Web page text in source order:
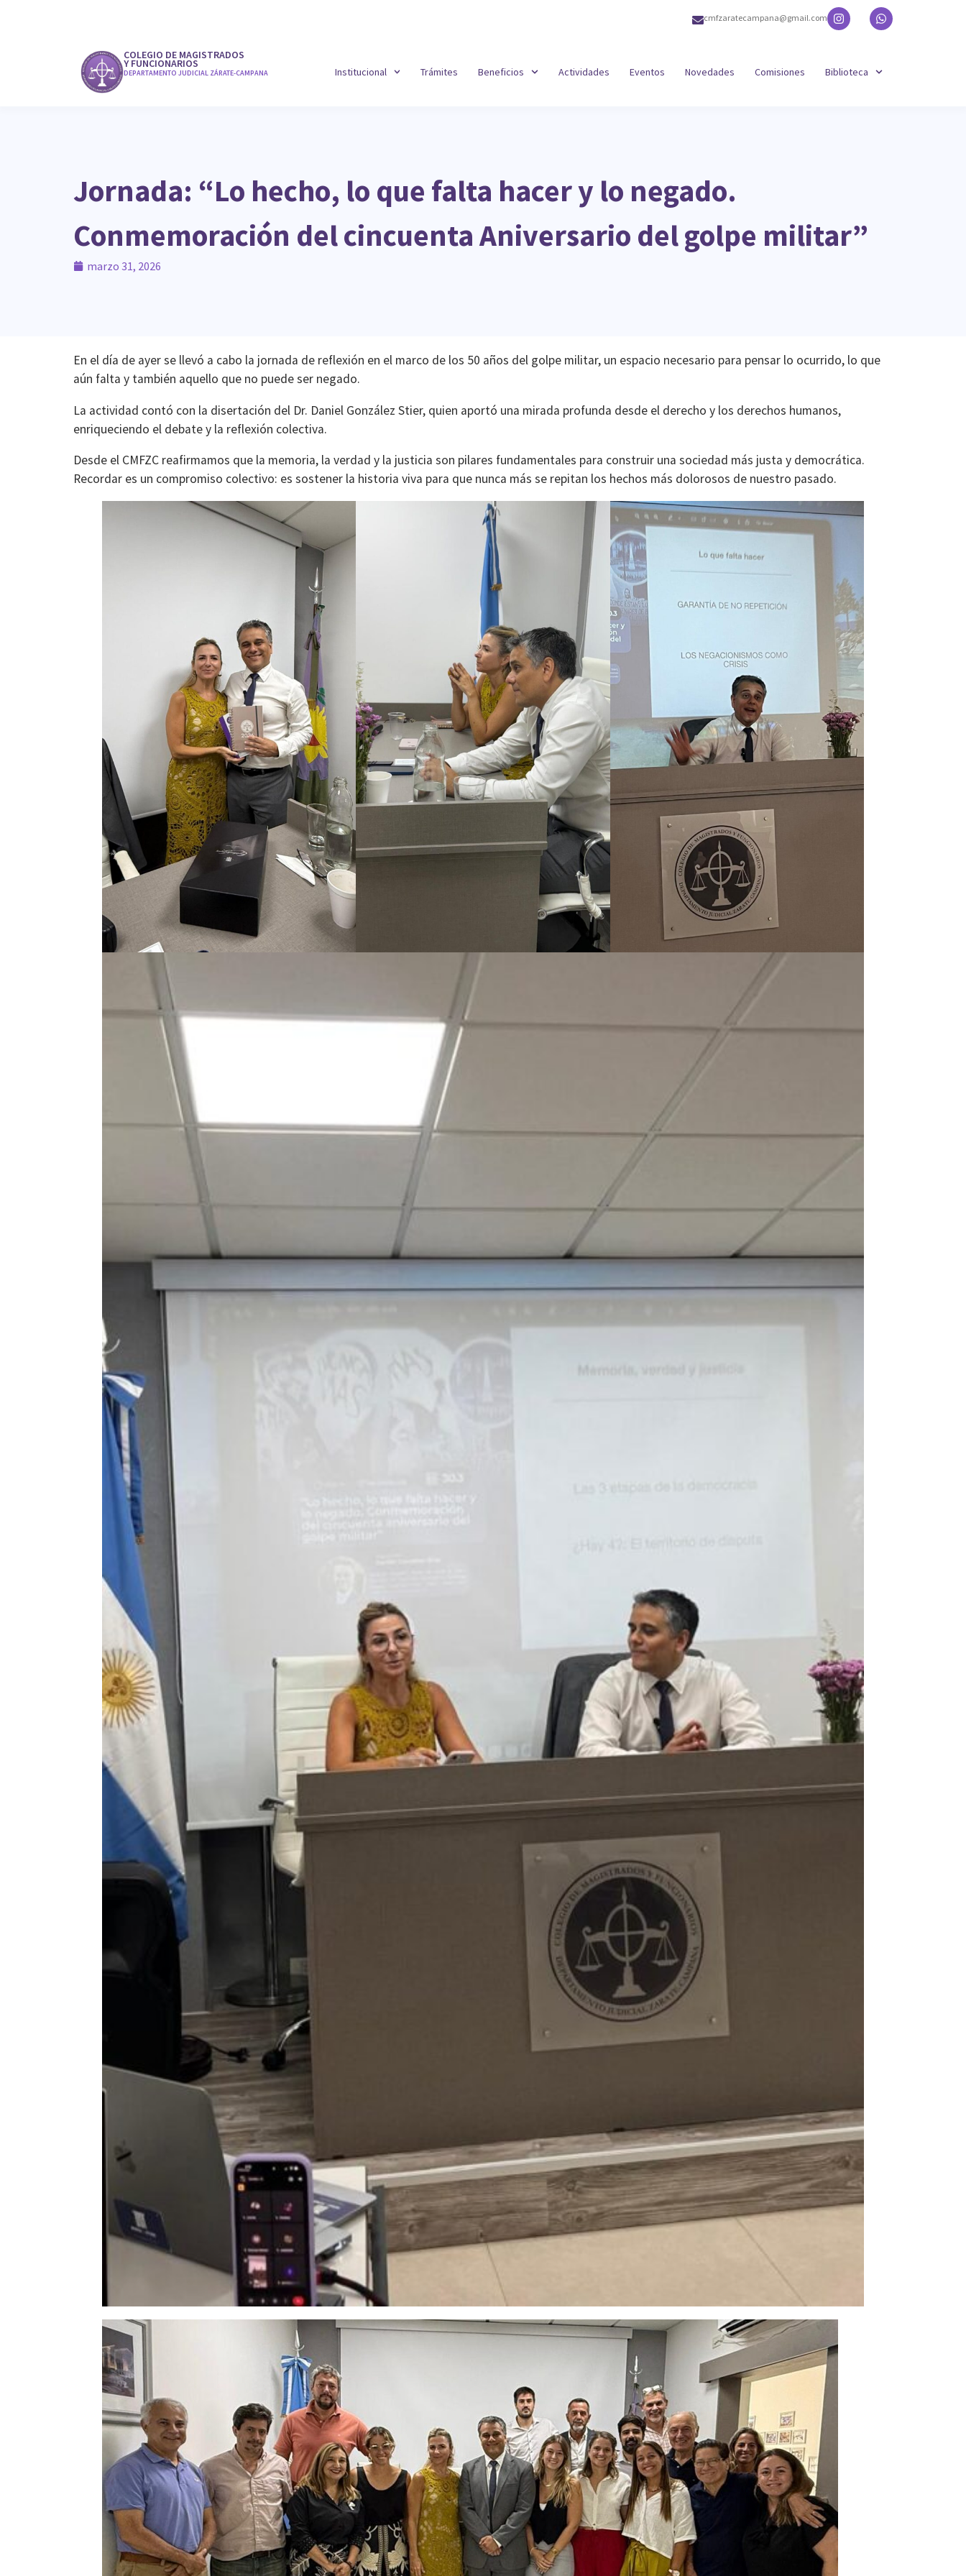
cmfzaratecampana@gmail.com
COLEGIO DE MAGISTRADOS
Y FUNCIONARIOS
DEPARTAMENTO JUDICIAL ZÁRATE-CAMPANA Institucional Trámites Beneficios Actividades Eventos Novedades Comisiones Biblioteca
Jornada: “Lo hecho, lo que falta hacer y lo negado.
Conmemoración del cincuenta Aniversario del golpe militar”
marzo 31, 2026
En el día de ayer se llevó a cabo la jornada de reflexión en el marco de los 50 años del golpe militar, un espacio necesario para pensar lo ocurrido, lo que
aún falta y también aquello que no puede ser negado.
La actividad contó con la disertación del Dr. Daniel González Stier, quien aportó una mirada profunda desde el derecho y los derechos humanos,
enriqueciendo el debate y la reflexión colectiva.
Desde el CMFZC reafirmamos que la memoria, la verdad y la justicia son pilares fundamentales para construir una sociedad más justa y democrática.
Recordar es un compromiso colectivo: es sostener la historia viva para que nunca más se repitan los hechos más dolorosos de nuestro pasado.